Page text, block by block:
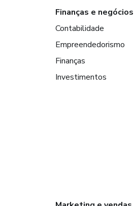
Finanças e negócios
Contabilidade
Empreendedorismo
Finanças
Investimentos